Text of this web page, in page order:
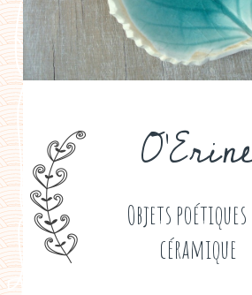
Objets
céramique
politique de